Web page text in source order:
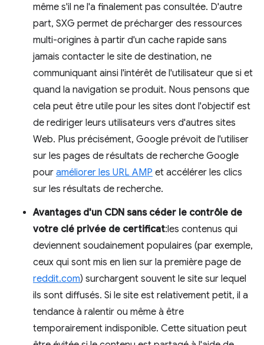
même s'il ne l'a finalement pas consultée. D'autre
part, SXG permet de précharger des ressources
multi-origines à partir d'un cache rapide sans
jamais contacter le site de destination, ne
communiquant ainsi l'intérêt de l'utilisateur que si et
quand la navigation se produit. Nous pensons que
cela peut être utile pour les sites dont l'objectif est
de rediriger leurs utilisateurs vers d'autres sites
Web. Plus précisément, Google prévoit de l'utiliser
sur les pages de résultats de recherche Google
pour améliorer les URL AMP et accélérer les clics
sur les résultats de recherche.
Avantages d'un CDN sans céder le contrôle de
votre clé privée de certificat:les contenus qui
deviennent soudainement populaires (par exemple,
ceux qui sont mis en lien sur la première page de
reddit.com) surchargent souvent le site sur lequel
ils sont diffusés. Si le site est relativement petit, il a
tendance à ralentir ou même à être
temporairement indisponible. Cette situation peut